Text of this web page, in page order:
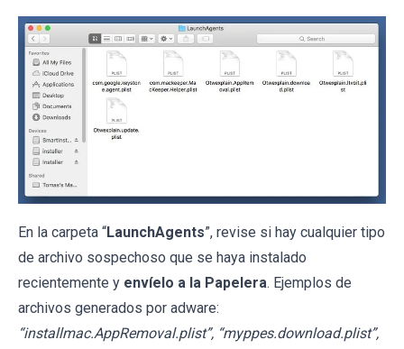
En la carpeta “LaunchAgents”, revise si hay cualquier tipo
de archivo sospechoso que se haya instalado
recientemente y envíelo a la Papelera. Ejemplos de
archivos generados por adware:
“installmac.AppRemoval.plist”, “myppes.download.plist”,